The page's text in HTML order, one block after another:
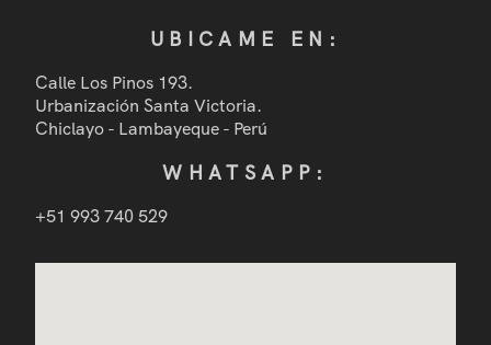
Productos
Blog
Eventos
Contáctame
UBICAME EN:
Calle Los Pinos 193.
Urbanización Santa Victoria.
Chiclayo - Lambayeque - Perú
WHATSAPP:
+51 993 740 529